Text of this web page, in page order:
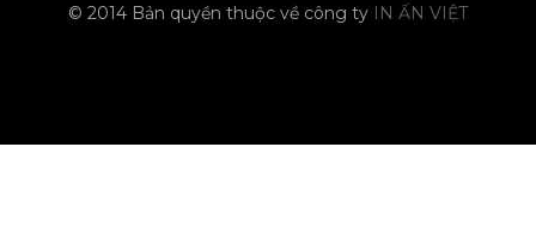
© 2014 Bản quyền thuộc về công ty IN ẤN VIỆT